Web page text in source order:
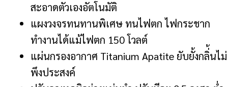
สะอาดตัวเองอัตโนมัติ
แผงวงจรทนทานพิเศษ ทนไฟตก ไฟกระชาก
ทำงานได้แม้ไฟตก 150 โวลต์
แผ่นกรองอากาศ Titanium Apatite ยับยั้งกลิ่้นไม่
พึงประสงค์